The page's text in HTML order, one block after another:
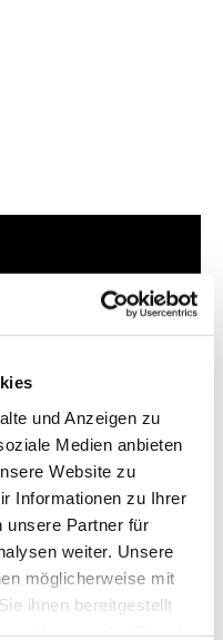
und Anzeigen zu
Medien anbieten
Website zu
Informationen zu Ihrer
unsere Partner für
weiter. Unsere
möglicherweise mit
ihnen bereitgestellt
auch